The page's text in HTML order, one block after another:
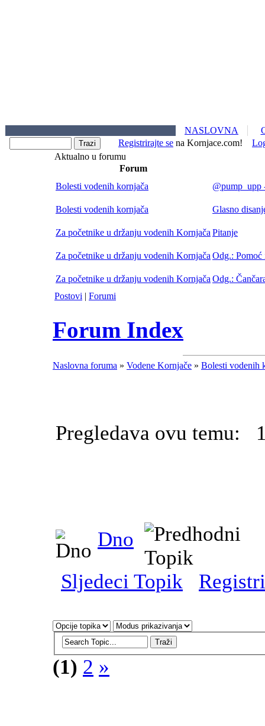
NASLOVNA
Registrirajte se na Kornjace.com!
Aktualno u forumu
Forum
Bolesti vodenih kornjača
@pump_upp
Bolesti vodenih kornjača Glasno
Za početnike u držanju vodenih Kornjača Pitanje
Za početnike u držanju vodenih Kornjača Odg.: Pomoć
Za početnike u držanju vodenih Kornjača Odg.:
Postovi | Forumi
Forum Index
Naslovna foruma » Vodene Kornjače » Bolesti vodenih
Pregledava ovu temu:
Dno
Sljedeci Topik
(1) 2 »